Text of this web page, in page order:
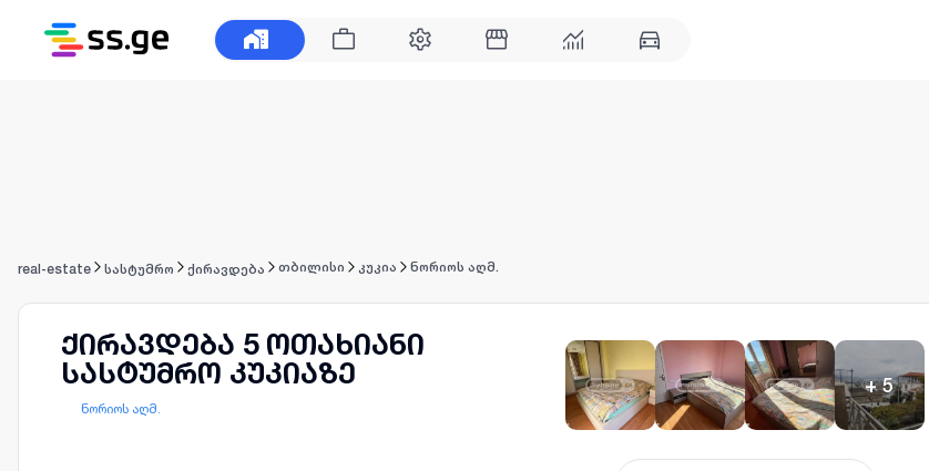
real-estate სასტუმრო ქირავდება თბილისი კუკია ნორიოს აღმ.
ქირავდება 5 ოთახიანი
სასტუმრო კუკიაზე
ნორიოს აღმ.
+5